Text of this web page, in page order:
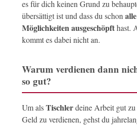
es für dich keinen Grund zu
übersättigt ist und dass du schon
Möglichkeiten ausgeschöpfthast.
kommt es dabei nicht an.
Warum verdienen dann
so gut?
Um alsTischlerdeine Arbeit gut
Geld zu verdienen, gehst du